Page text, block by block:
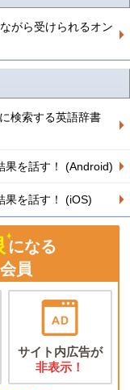
がら受けられるオン
検索する英語辞書
果を話す！ (Android)
果を話す！ (iOS)
になる
員
サイト内広告が
非表示！